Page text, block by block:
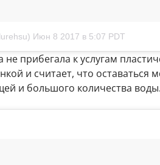
Июн 8 2017 в 5:07 PDT
прибегала к услугам
и считает, что оставаться
и большого количества воды.